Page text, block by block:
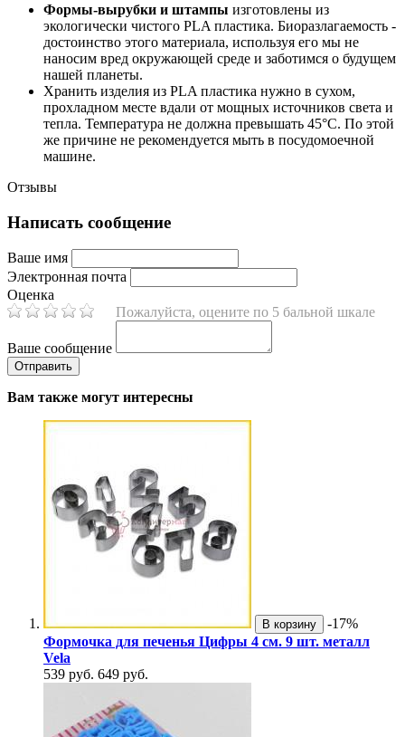
Формы-вырубки и штампы изготовлены из
экологически чистого PLA пластика. Биоразлагаемость -
достоинство этого материала, используя его мы не
наносим вред окружающей среде и заботимся о будущем
нашей планеты.
Хранить изделия из PLA пластика нужно в сухом,
прохладном месте вдали от мощных источников света и
тепла. Температура не должна превышать 45°С. По этой
же причине не рекомендуется мыть в посудомоечной
машине.
Отзывы
Написать сообщение
Ваше имя
Электронная почта
Оценка
Пожалуйста, оцените по 5 бальной шкале
Ваше сообщение
Вам также могут интересны
В корзину
-17%
Формочка для печенья Цифры 4 см. 9 шт. металл
Vela
539 руб. 649 руб.